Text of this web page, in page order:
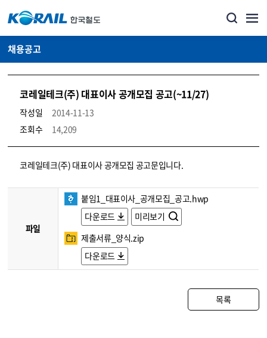
채용공고
코레일테크(주) 대표이사 공개모집 공고(~11/27)
작성일
2014-11-13
조회수
14,209
코레일소개_경영공시_채용공고 상세보기 – 내용, 파일, 담당자 연락처로 구성
코레일테크(주) 대표이사 공개모집 공고문입니다.
파일
붙임1_대표이사_공개모집_공고.hwp
다운로드
미리보기
제출서류_양식.zip
다운로드
목록